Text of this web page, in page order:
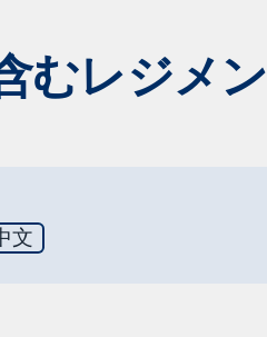
むレジメン
文